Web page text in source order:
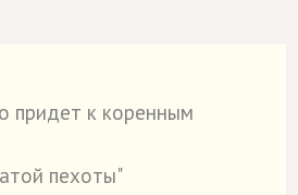
придет к коренным
пехоты"